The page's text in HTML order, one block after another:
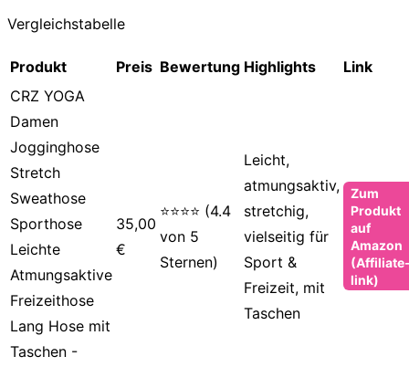
Vergleichstabelle
Produkt Preis Bewertung Highlights
Link
CRZ YOGA
Damen
Jogginghose
Stretch
Sweathose
Sporthose
Leichte
Atmungsaktive
Freizeithose
Lang Hose mit
Taschen -
35,00
€
⭐⭐⭐⭐ (4.4
von 5
Sternen)
Leicht,
atmungsaktiv,
stretchig,
vielseitig für
Sport &
Freizeit, mit
Taschen
Zum
Produkt
auf
Amazon
link)